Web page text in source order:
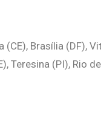
Brasília (DF),
Teresina (PI), Rio